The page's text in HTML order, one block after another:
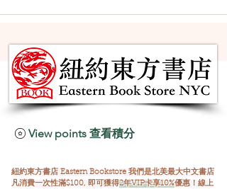
View points 查看積分
紐約東方書店 Eastern Bookstore 我們是北美最大中文書店
凡消費一次性滿$100, 即可獲得2年VIP卡享10%優惠！線上